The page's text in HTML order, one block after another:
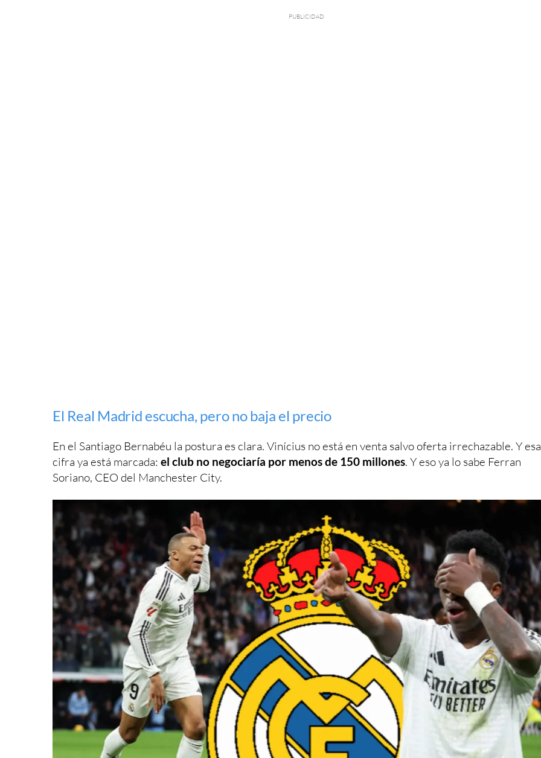
El Real Madrid escucha, pero no baja el precio
En el Santiago Bernabéu la postura es clara. Vinícius no está en venta salvo oferta irrechazable. Y esa
cifra ya está marcada: el club no negociaría por menos de 150 millones. Y eso ya lo sabe Ferran
Soriano, CEO del Manchester City.